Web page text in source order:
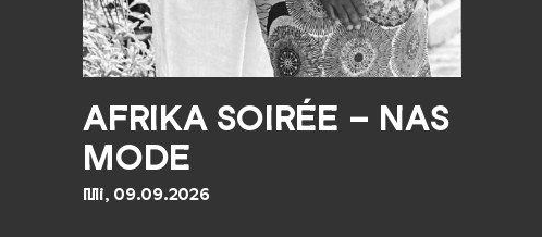
AFRIKA SOIRÉE – NAS
MODE
Mi, 09.09.2026